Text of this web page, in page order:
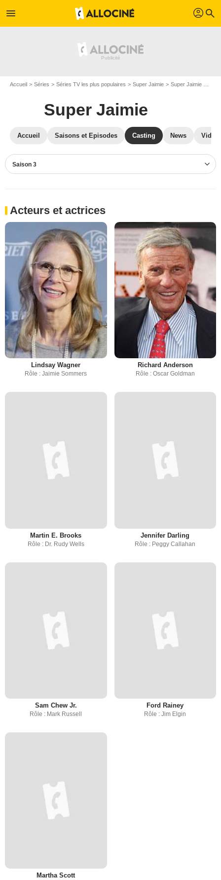
menu profil search
Accueil Séries Séries TV les plus populaires Super Jaimie Super Jaimie S03
Super Jaimie
Accueil Saisons et Episodes Casting News
Saison 3
Acteurs et actrices
Lindsay Wagner
Rôle : Jaimie Sommers
Richard Anderson
Rôle : Oscar Goldman
Martin E. Brooks
Rôle : Dr. Rudy Wells
Jennifer Darling
Rôle : Peggy Callahan
Sam Chew Jr.
Rôle : Mark Russell
Ford Rainey
Rôle : Jim Elgin
Martha Scott